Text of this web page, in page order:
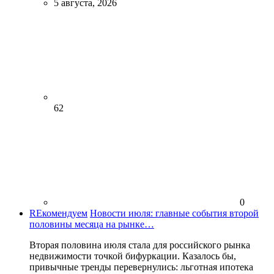
5 августа, 2026
62
0
REкомендуем Новости июля: главные события второй
половины месяца на рынке…
Вторая половина июля стала для российского рынка
недвижимости точкой бифуркации. Казалось бы,
привычные тренды перевернулись: льготная ипотека